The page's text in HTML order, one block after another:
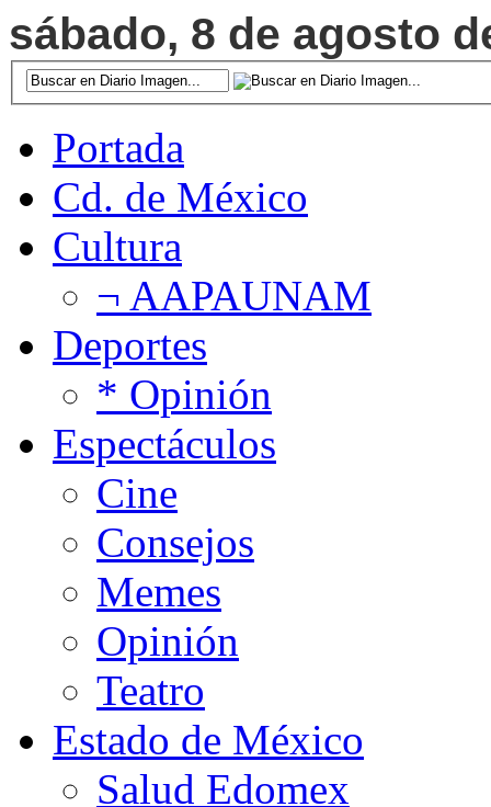
sábado, 8 de agosto
Portada
Cd. de México
Cultura
¬ AAPAUNAM
Deportes
* Opinión
Espectáculos
Cine
Consejos
Memes
Opinión
Teatro
Estado de México
Salud Edomex